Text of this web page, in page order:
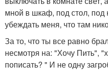
мной в шкаф, под стол, под
убеждать меня, что там
За то, что ты все равно
несмотря на: "Хочу Пить",
пописать? " И не одну